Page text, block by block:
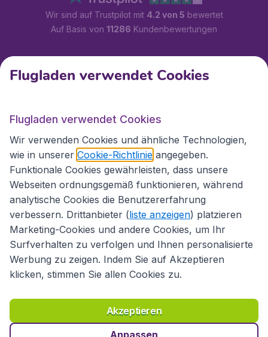
Wir sind auf Trustpilot mit 4.2 von 5 bewertet
Auf Basis von 11286 Kundenbewertungen
Kundenservice
Flugladen.at
Internationale Webseiten
Richtlinien und Bedingungen
Haftungsausschluss
Datenschutzerklärung
Cookies Copyright © 2026
Flugladen verwendet Cookies
Flugladen verwendet Cookies
Wir verwenden Cookies und ähnliche Technologien,
wie in unserer Cookie-Richtlinie angegeben.
Funktionale Cookies gewährleisten, dass unsere
Webseiten ordnungsgemäß funktionieren, während
analytische Cookies die Benutzererfahrung
verbessern. Drittanbieter (liste anzeigen) platzieren
Marketing-Cookies und andere Cookies, um Ihr
Surfverhalten zu verfolgen und Ihnen personalisierte
Werbung zu zeigen. Indem Sie auf Akzeptieren
klicken, stimmen Sie allen Cookies zu.
Akzeptieren
Anpassen